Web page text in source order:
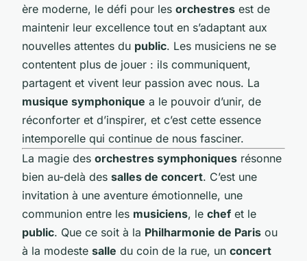
ère moderne, le défi pour les orchestres est de
maintenir leur excellence tout en s’adaptant aux
nouvelles attentes du public. Les musiciens ne se
contentent plus de jouer : ils communiquent,
partagent et vivent leur passion avec nous. La
musique symphonique a le pouvoir d’unir, de
réconforter et d’inspirer, et c’est cette essence
intemporelle qui continue de nous fasciner.
La magie des orchestres symphoniques résonne
bien au-delà des salles de concert. C’est une
invitation à une aventure émotionnelle, une
communion entre les musiciens, le chef et le
public. Que ce soit à la Philharmonie de Paris ou
à la modeste salle du coin de la rue, un concert